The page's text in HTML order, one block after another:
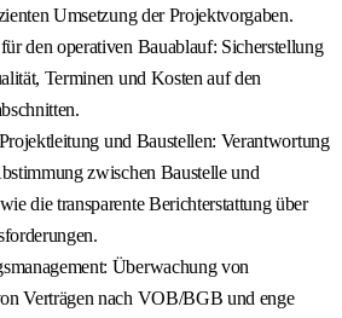
Umsetzung der Projektvorgaben.
den operativen Bauablauf: Sicherstellung
Terminen und Kosten auf den
und Baustellen: Verantwortung
zwischen Baustelle und
die transparente Berichterstattung über
Überwachung von
Verträgen nach VOB/BGB und enge